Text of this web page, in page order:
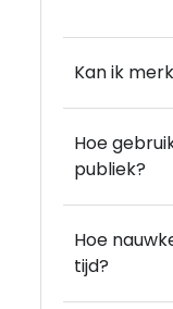
Kan ik
Hoe
publiek?
Hoe
tijd?